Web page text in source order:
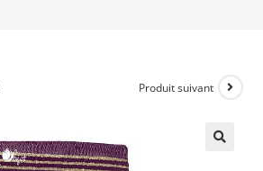
Produit suivant